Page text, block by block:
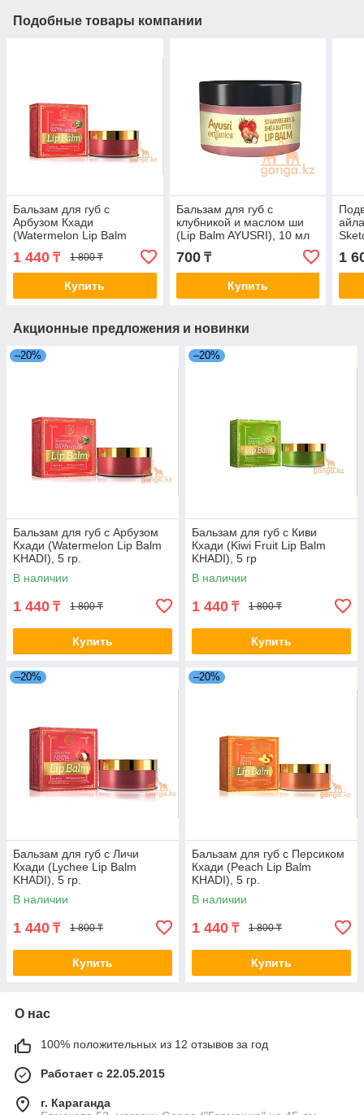
Подобные товары компании
Бальзам для губ с
Арбузом Кхади
(Watermelon Lip Balm
1 440 ₸ 1 800 ₸
Купить
Бальзам для губ с
клубникой и маслом ши
(Lip Balm AYUSRI), 10 мл
700₸
Купить
1
Акционные предложения и новинки
–20%
Бальзам для губ с Арбузом
Кхади (Watermelon Lip Balm
KHADI), 5 гр.
В наличии
1 440 ₸ 1 800 ₸
Купить
–20%
Бальзам для губ c Киви
Кхади (Kiwi Fruit Lip Balm
KHADI), 5 гр
В наличии
1 440 ₸ 1 800 ₸
Купить
–20%
Бальзам для губ с Личи
Кхади (Lychee Lip Balm
KHADI), 5 гр.
В наличии
1 440 ₸ 1 800 ₸
Купить
–20%
Бальзам для губ с Персиком
Кхади (Peach Lip Balm
KHADI), 5 гр.
В наличии
1 440 ₸ 1 800 ₸
Купить
О нас
100% положительных из 12 отзывов за год
Работает с 22.05.2015
г. Караганда